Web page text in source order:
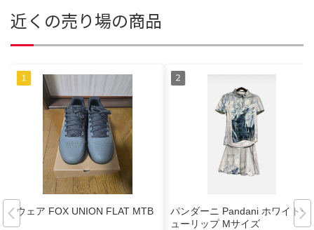
近くの売り場の商品
ウェア FOX UNION FLAT MTB
パンダーニ Pandani ホワイトチ
ューリップ Mサイズ